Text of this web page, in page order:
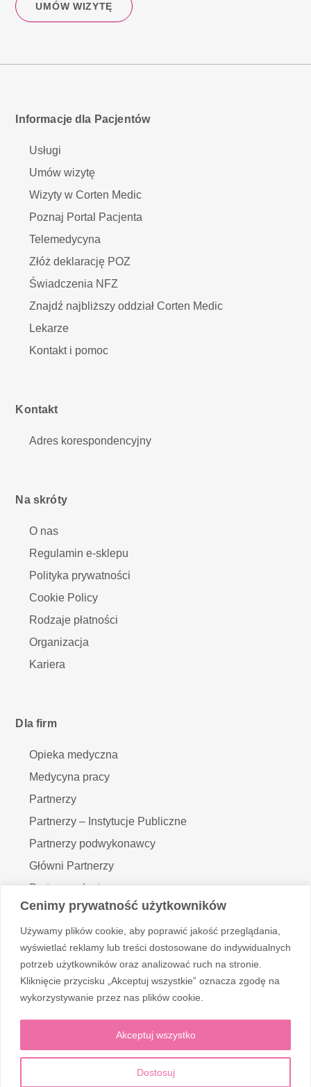
Cenimy prywatność użytkowników
Używamy plików cookie, aby poprawić jakość przeglądania,
wyświetlać reklamy lub treści dostosowane do indywidualnych
potrzeb użytkowników oraz analizować ruch na stronie.
Kliknięcie przycisku „Akceptuj wszystkie” oznacza zgodę na
wykorzystywanie przez nas plików cookie.
Dostosuj
Akceptuj wszystko
UMÓW WIZYTĘ
Informacje dla Pacjentów
Usługi
Umów wizytę
Wizyty w Corten Medic
Poznaj Portal Pacjenta
Telemedycyna
Złóż deklarację POZ
Świadczenia NFZ
Znajdź najbliższy oddział Corten Medic
Lekarze
Kontakt i pomoc
Kontakt
Adres korespondencyjny
Na skróty
O nas
Regulamin e-sklepu
Polityka prywatności
Cookie Policy
Rodzaje płatności
Organizacja
Kariera
Dla firm
Opieka medyczna
Medycyna pracy
Partnerzy
Partnerzy – Instytucje Publiczne
Partnerzy podwykonawcy
Główni Partnerzy
Partnerzy dostawcy
Inspektor Ochrony Danych
Realizowane projekty